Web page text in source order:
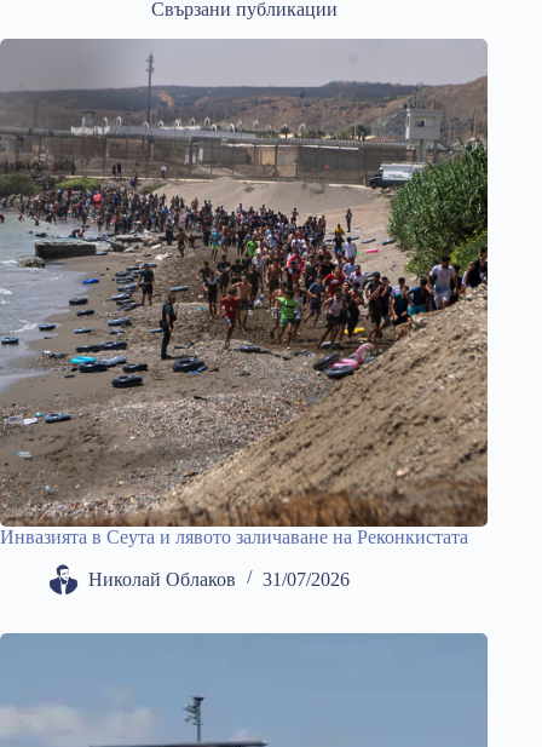
Свързани публикации
Инвазията в Сеута и лявото заличаване на Реконкистата
Николай Облаков 31/07/2026